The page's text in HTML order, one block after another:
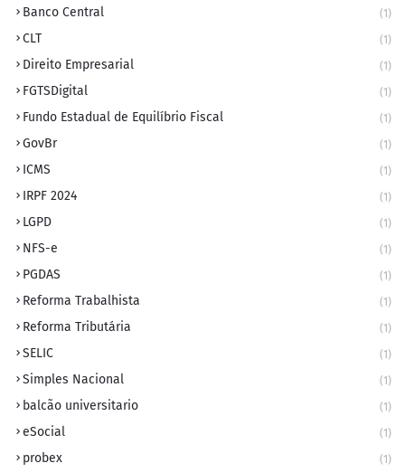
Banco Central (1)
CLT (1)
Direito Empresarial (1)
FGTSDigital (1)
Fundo Estadual de Equilíbrio Fiscal (1)
GovBr (1)
ICMS (1)
IRPF 2024 (1)
LGPD (1)
NFS-e (1)
PGDAS (1)
Reforma Trabalhista (1)
Reforma Tributária (1)
SELIC (1)
Simples Nacional (1)
balcão universitario (1)
eSocial (1)
probex (1)